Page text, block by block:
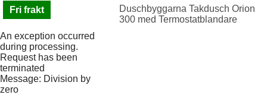
Fri frakt
Duschbyggarna Takdusch Orion
300 med Termostatblandare
An exception occurred
during processing.
Request has been
terminated
Message: Division by
zero